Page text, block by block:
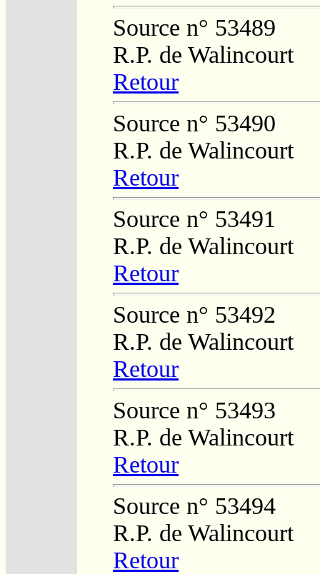
Source n° 53489
R.P. de Walincourt
Retour
Source n° 53490
R.P. de Walincourt
Retour
Source n° 53491
R.P. de Walincourt
Retour
Source n° 53492
R.P. de Walincourt
Retour
Source n° 53493
R.P. de Walincourt
Retour
Source n° 53494
R.P. de Walincourt
Retour